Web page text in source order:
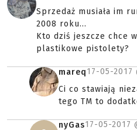
Sprzedaż musiała im
2008 roku...
Kto dziś jeszcze chce
plastikowe pistolety?
mareq17-05-2017
Ci co stawiają
tego TM to
nyGas17-05-2017